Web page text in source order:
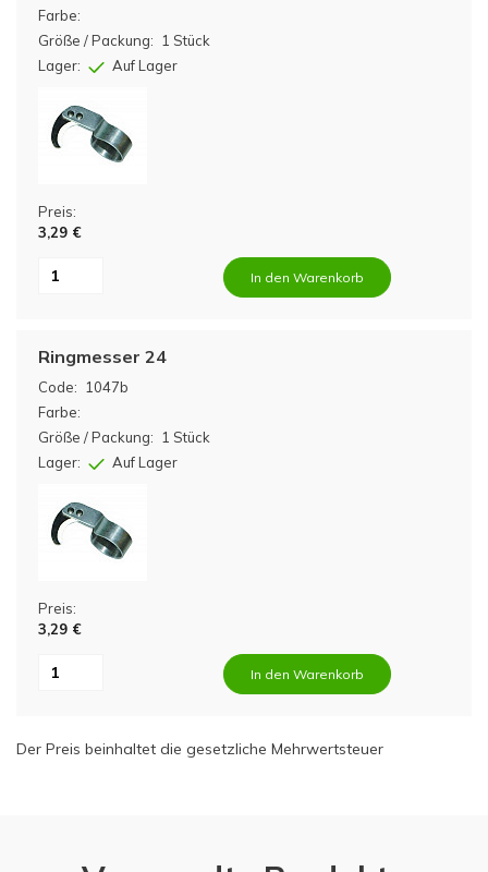
Farbe:
Größe / Packung:
1 Stück
Lager:
Auf Lager
Preis:
3,29 €
In den Warenkorb
Code: 1047b
Ringmesser 24
Farbe:
Größe / Packung:
1 Stück
Lager:
Auf Lager
Preis:
3,29 €
In den Warenkorb
Der Preis beinhaltet die gesetzliche Mehrwertsteuer